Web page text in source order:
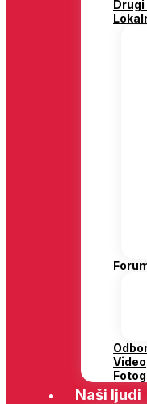
Drugi
Video
Naši ljudi